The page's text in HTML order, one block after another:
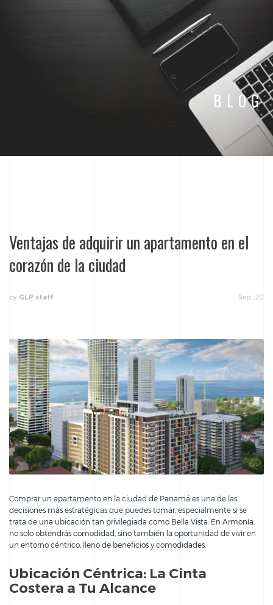
BLOG
Ventajas de adquirir un apartamento en el
corazón de la ciudad
by GLP staff Sep , 20
Comprar un apartamento en la ciudad de Panamá es una de las
decisiones más estratégicas que puedes tomar, especialmente si se
trata de una ubicación tan privilegiada como Bella Vista. En Armonía,
no solo obtendrás comodidad, sino también la oportunidad de vivir en
un entorno céntrico, lleno de beneficios y comodidades.
Ubicación Céntrica: La Cinta
Costera a Tu Alcance